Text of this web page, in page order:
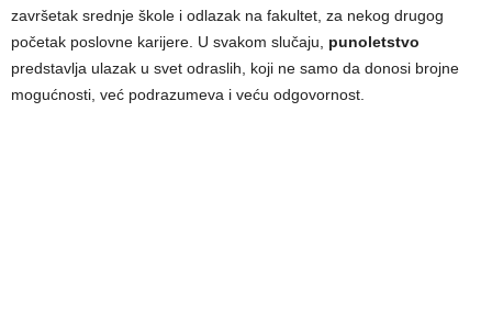
završetak srednje škole i odlazak na fakultet, za nekog drugog
početak poslovne karijere. U svakom slučaju, punoletstvo
predstavlja ulazak u svet odraslih, koji ne samo da donosi brojne
mogućnosti, već podrazumeva i veću odgovornost.